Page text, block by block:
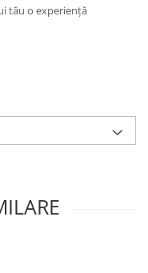
tău o experiență